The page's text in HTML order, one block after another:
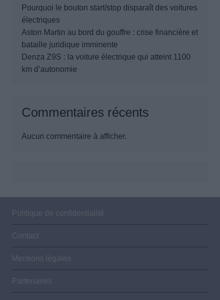
Pourquoi le bouton start/stop disparaît des voitures
électriques
Aston Martin au bord du gouffre : crise financière et
bataille juridique imminente
Denza Z9S : la voiture électrique qui atteint 1100
km d’autonomie
Commentaires récents
Aucun commentaire à afficher.
Politique de confidentialité
Contact
Mentions légales
Partenaires